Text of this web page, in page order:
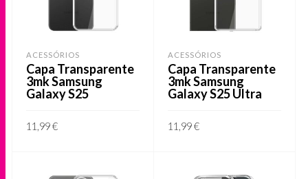
ACESSÓRIOS
Capa Transparente
3mk Samsung
Galaxy S25
11,99€
ACESSÓRIOS
Capa Transparente
3mk Samsung
Galaxy S25 Ultra
11,99€